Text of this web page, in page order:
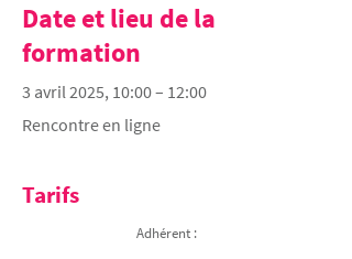
Date et lieu de la
formation
3 avril 2025, 10:00 – 12:00
Rencontre en ligne
Tarifs
Adhérent :